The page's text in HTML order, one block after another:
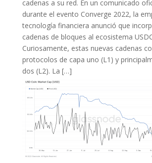
cadenas a su red. En un comunicado
durante el evento Converge 2022, la
tecnología financiera anunció que
cadenas de bloques al ecosistema
Curiosamente, estas nuevas cadenas
protocolos de capa uno (L1) y
dos (L2). La […]